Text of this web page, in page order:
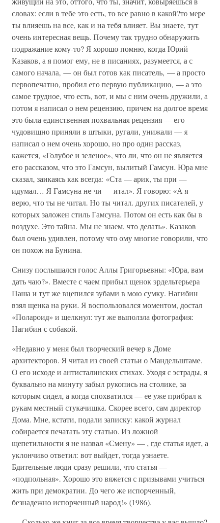
словах: если в тебе это есть, то все равно в какой?то мере
ты влияешь на все, как и на тебя влияет. Вы знаете, тут
очень интересная вещь. Почему так трудно обнаружить
подражание кому-то? Я хорошо помню, когда Юрий
Казаков, а я помог ему, не в писаниях, разумеется, а с
самого начала, — он был готов как писатель, — а просто
первопечатно, пробил его первую публикацию, — а это
самое трудное, что есть, вот, и мы с ним очень дружили, а
потом я написал о нем рецензию, причем на долгое время
это была единственная похвальная рецензия — его
чудовищно приняли в штыки, ругали, унижали — я
написал о нем очень хорошо, но про один рассказ,
кажется, «Голубое и зеленое», что ли, что он не является
его рассказом, что это Гамсун, вылитый Гамсун. Юра мне
сказал, заикаясь как всегда: «Ста — арик, ты при —
идумал… Я Гамсуна не чи — итал». Я говорю: «А я
верю, что ты не читал. Но ты читал. других писателей, у
которых заложен стиль Гамсуна. Потом он есть как бы в
воздухе. Это тайна. Мы не знаем, что делать». Казаков
был очень удивлен, потому что ому многие говорили, что
он похож на Бунина.
Снизу послышался голос Аллы Григорьевны: «Юра, вам
дать чаю?». Вместе с чаем прибыл щенок эрдельтерьера
Паша и тут же вцепился зубами в мою сумку. Нагибин
взял щенка на руки. Я воспользовался моментом, достал
«Полароид» и щелкнул: тут же выползла фотография:
Нагибин с собакой.
«Недавно у меня был творческий вечер в Доме
архитекторов. Я читал из своей статьи о Мандельштаме.
О его исходе и антисталинских стихах. Уходя с эстрады, я
буквально на минуту забыл рукопись на столике, за
которым сидел, а когда спохватился — ее уже прибрал к
рукам местный стукачишка. Скорее всего, сам директор
Дома. Мне, кстати, подали записку: какой журнал
собирается печатать эту статью. Из ложной
щепетильности я не назвал «Смену» — , где статья идет, а
уклончиво ответил: вот выйдет, тогда узнаете.
Бдительные люди сразу решили, что статья —
«подпольная». Хорошо это вяжется с призывами учиться
жить при демократии. До чего же испорченный,
безнадежно испорченный народ!» (1986).